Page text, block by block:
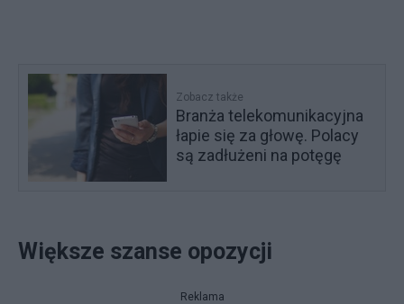
Zobacz także
Branża telekomunikacyjna
łapie się za głowę. Polacy
są zadłużeni na potęgę
Większe szanse opozycji
Reklama